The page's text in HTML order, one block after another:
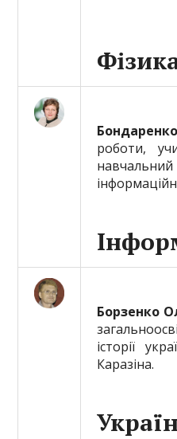
роботи,
навчальний
Борзенко
історії
Каразіна.